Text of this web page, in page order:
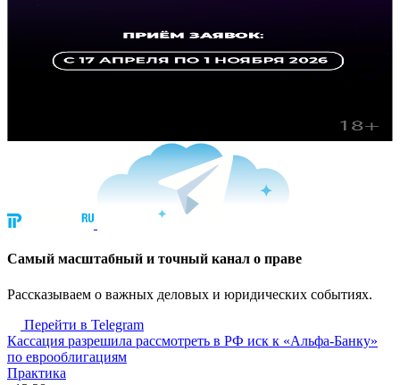
Cамый масштабный и точный канал о праве
Рассказываем о важных деловых и юридических событиях.
Перейти в Telegram
Кассация разрешила рассмотреть в РФ иск к «Альфа-Банку»
по еврооблигациям
Практика